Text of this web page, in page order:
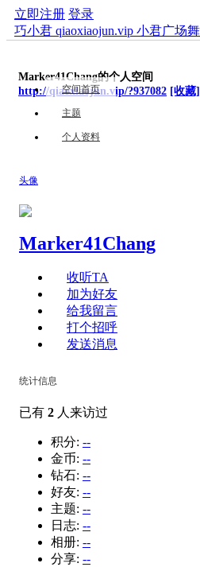
立即注册 登录
巧小君 qiaoxiaojun.vip 小君广场
Marker41Chang的个人空间
http://qiaoxiaojun.vip/?937082 [收藏]
空间首页
主题
个人资料
头像
Marker41Chang
收听TA
加为好友
给我留言
打个招呼
发送消息
统计信息
已有 2 人来访过
积分: --
金币: --
钻石: --
好友: --
主题: --
日志: --
相册: --
分享: --